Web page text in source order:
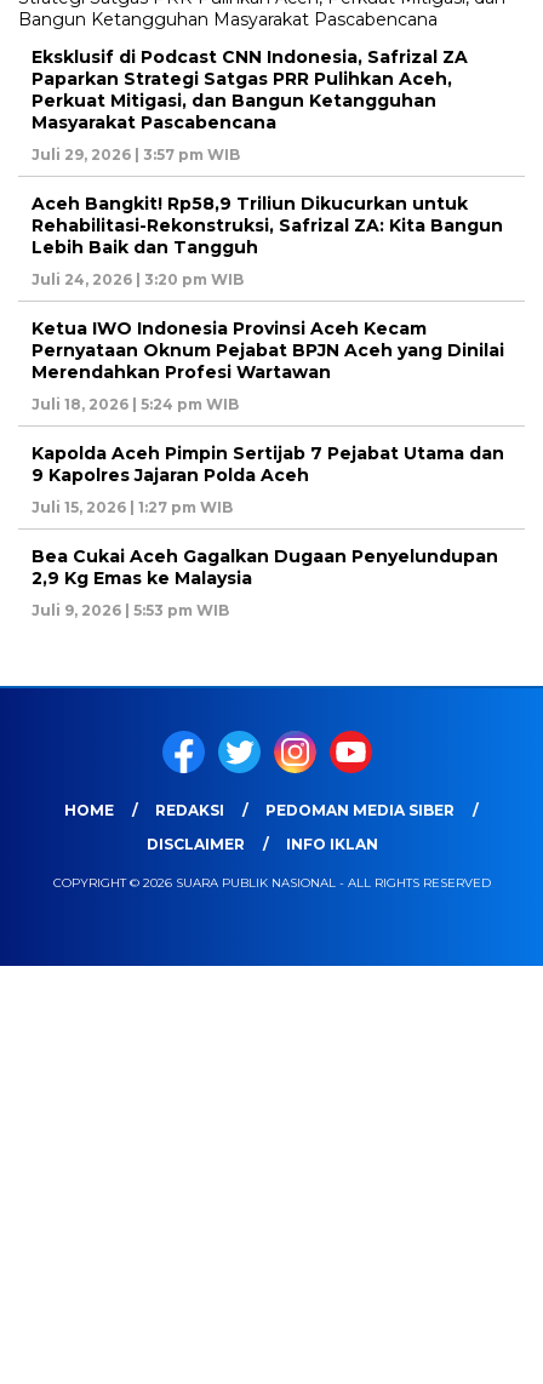
Eksklusif di Podcast CNN Indonesia, Safrizal ZA
Paparkan Strategi Satgas PRR Pulihkan Aceh,
Perkuat Mitigasi, dan Bangun Ketangguhan
Masyarakat Pascabencana
Juli 29, 2026 | 3:57 pm WIB
Aceh Bangkit! Rp58,9 Triliun Dikucurkan untuk
Rehabilitasi-Rekonstruksi, Safrizal ZA: Kita Bangun
Lebih Baik dan Tangguh
Juli 24, 2026 | 3:20 pm WIB
Ketua IWO Indonesia Provinsi Aceh Kecam
Pernyataan Oknum Pejabat BPJN Aceh yang Dinilai
Merendahkan Profesi Wartawan
Juli 18, 2026 | 5:24 pm WIB
Kapolda Aceh Pimpin Sertijab 7 Pejabat Utama dan
9 Kapolres Jajaran Polda Aceh
Juli 15, 2026 | 1:27 pm WIB
Bea Cukai Aceh Gagalkan Dugaan Penyelundupan
2,9 Kg Emas ke Malaysia
Juli 9, 2026 | 5:53 pm WIB
HOME REDAKSI
PEDOMAN MEDIA SIBER
DISCLAIMER
INFO IKLAN
COPYRIGHT © 2026 SUARA PUBLIK NASIONAL - ALL RIGHTS RESERVED